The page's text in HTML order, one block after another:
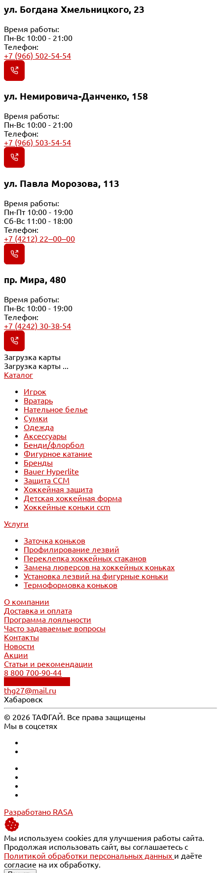
ул. Богдана Хмельницкого, 23
Время работы:
Пн-Вс 10:00 - 21:00
Телефон:
+7 (966) 502-54-54
ул. Немировича-Данченко, 158
Время работы:
Пн-Вс 10:00 - 21:00
Телефон:
+7 (966) 503-54-54
ул. Павла Морозова, 113
Время работы:
Пн-Пт 10:00 - 19:00
Сб-Вс 11:00 - 18:00
Телефон:
+7 (4212) 22‒00‒00
пр. Мира, 480
Время работы:
Пн-Вс 10:00 - 19:00
Телефон:
+7 (4242) 30-38-54
Загрузка карты
Загрузка карты ...
Каталог
Игрок
Вратарь
Нательное белье
Сумки
Одежда
Аксессуары
Бенди/флорбол
Фигурное катание
Бренды
Bauer Hyperlite
Защита CCM
Хоккейная защита
Детская хоккейная форма
Хоккейные коньки ccm
Услуги
Заточка коньков
Профилирование лезвий
Переклепка хоккейных стаканов
Замена люверсов на хоккейных коньках
Установка лезвий на фигурные коньки
Термоформовка коньков
О компании
Доставка и оплата
Программа лояльности
Часто задаваемые вопросы
Контакты
Новости
Акции
Статьи и рекомендации
8 800 700-90-44
thg27@mail.ru
Хабаровск
© 2026 ТАФГАЙ. Все права защищены
Мы в соцсетях
Разработано RASA
Мы используем cookies для улучшения работы сайта.
Продолжая использовать сайт, вы соглашаетесь с
Политикой обработки персональных данных и даёте
согласие на их обработку.